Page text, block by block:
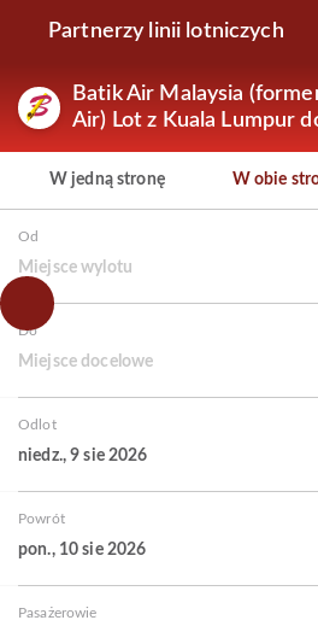
Partnerzy linii lotniczych
Batik Air Malaysia
Air) Lot z Kuala Lumpur
W jedną stronę W obie
Od
Miejsce wylotu
Do
Miejsce docelowe
Odlot
niedz., 9 sie 2026
Powrót
pon., 10 sie 2026
Pasażerowie